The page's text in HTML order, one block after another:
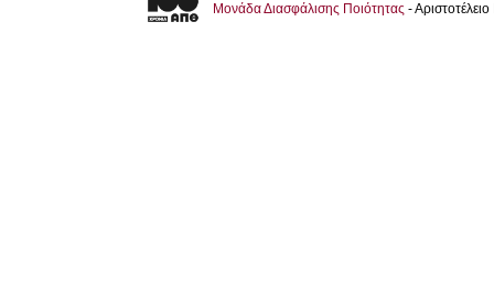
Μονάδα Διασφάλισης Ποιότητας -